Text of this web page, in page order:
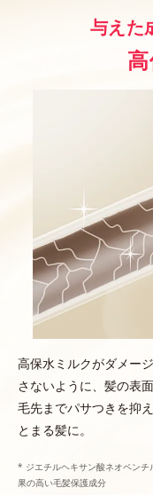
与えた
高保水ミルクがダメー
さないように、髪の表
毛先までパサつきを抑
とまる髪に。
* ジエチルヘキサン酸ネオペン
果の高い毛髪保護成分